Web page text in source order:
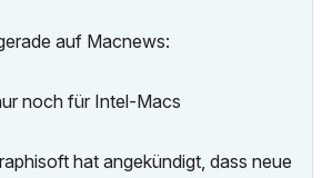
auf Macnews:
noch für Intel-Macs
hat angekündigt, dass neue